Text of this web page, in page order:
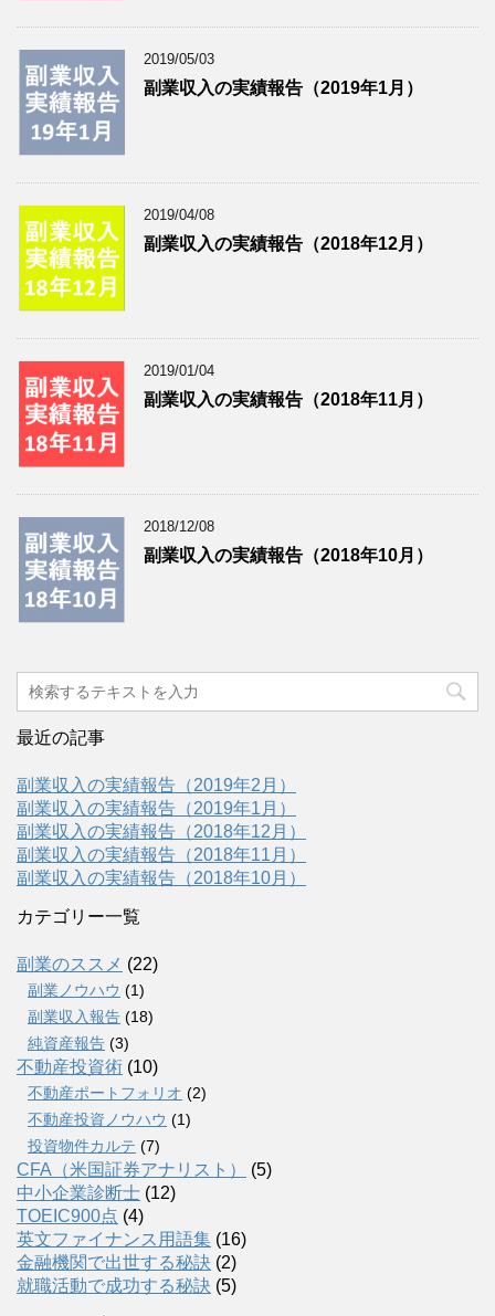
2019/05/03
副業収入の実績報告（2019年1月）
2019/04/08
副業収入の実績報告（2018年12月）
2019/01/04
副業収入の実績報告（2018年11月）
2018/12/08
副業収入の実績報告（2018年10月）
最近の記事
副業収入の実績報告（2019年2月）
副業収入の実績報告（2019年1月）
副業収入の実績報告（2018年12月）
副業収入の実績報告（2018年11月）
副業収入の実績報告（2018年10月）
カテゴリー一覧
副業のススメ (22)
副業ノウハウ (1)
副業収入報告 (18)
純資産報告 (3)
不動産投資術 (10)
不動産ポートフォリオ (2)
不動産投資ノウハウ (1)
投資物件カルテ (7)
CFA（米国証券アナリスト）
(5)
中小企業診断士 (12)
TOEIC900点 (4)
英文ファイナンス用語集 (16)
金融機関で出世する秘訣 (2)
就職活動で成功する秘訣 (5)